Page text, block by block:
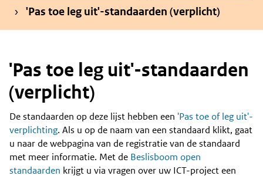
'Pas toe leg uit'-standaarden (verplicht)
'Pas toe leg uit'-standaarden
(verplicht)
Content
De standaarden op deze lijst hebben een 'Pas toe of leg uit'-
verplichting. Als u op de naam van een standaard klikt, gaat
u naar de webpagina van de registratie van de standaard
met meer informatie. Met de Beslisboom open
standaarden krijgt u via vragen over uw ICT-project een